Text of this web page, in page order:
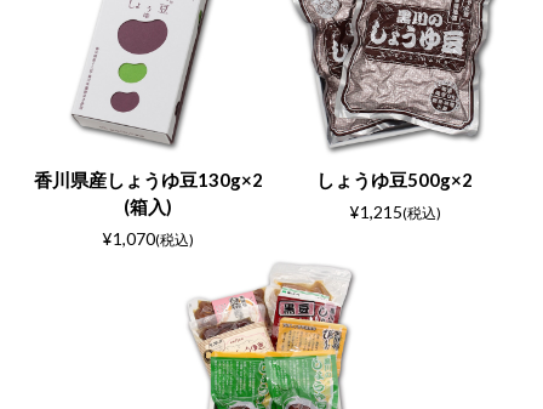
香川県産しょうゆ豆130g×2
(箱入)
¥1,070(税込)
しょうゆ豆500g×2
¥1,215(税込)